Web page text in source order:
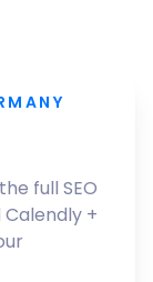
full SEO
Calendly +